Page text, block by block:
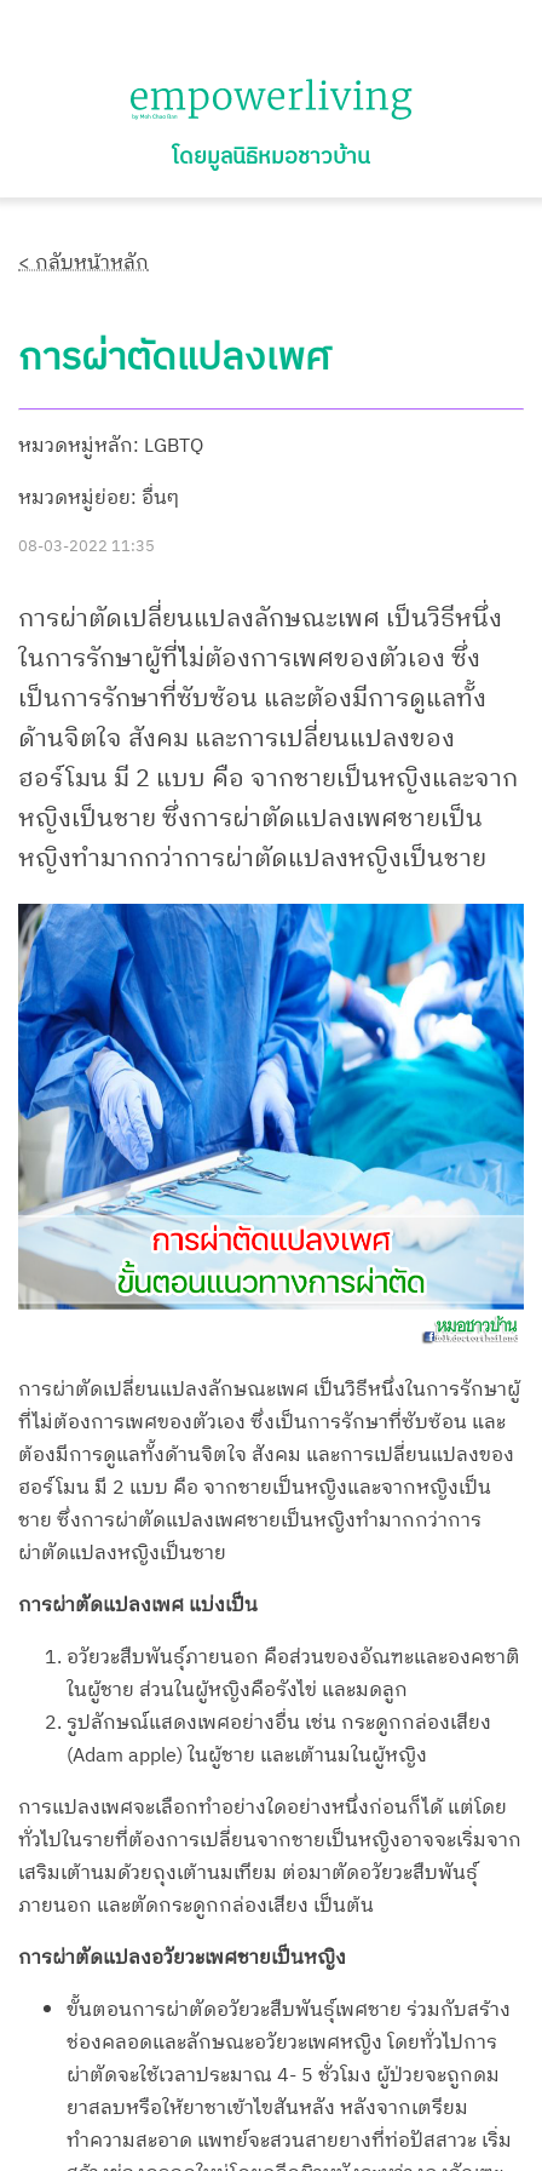
โดยมูลนิธิหมอชาวบ้าน
< กลับหน้าหลัก
การผ่าตัดแปลงเพศ
หมวดหมู่หลัก: LGBTQ
หมวดหมู่ย่อย: อื่นๆ
08-03-2022 11:35
การผ่าตัดเปลี่ยนแปลงลักษณะเพศ เป็นวิธีหนึ่ง
ในการรักษาผู้ที่ไม่ต้องการเพศของตัวเอง ซึ่ง
เป็นการรักษาที่ซับซ้อน และต้องมีการดูแลทั้ง
ด้านจิตใจ สังคม และการเปลี่ยนแปลงของ
ฮอร์โมน มี 2 แบบ คือ จากชายเป็นหญิงและจาก
หญิงเป็นชาย ซึ่งการผ่าตัดแปลงเพศชายเป็น
หญิงทำมากกว่าการผ่าตัดแปลงหญิงเป็นชาย
การผ่าตัดเปลี่ยนแปลงลักษณะเพศ เป็นวิธีหนึ่งในการรักษาผู้
ที่ไม่ต้องการเพศของตัวเอง ซึ่งเป็นการรักษาที่ซับซ้อน และ
ต้องมีการดูแลทั้งด้านจิตใจ สังคม และการเปลี่ยนแปลงของ
ฮอร์โมน มี 2 แบบ คือ จากชายเป็นหญิงและจากหญิงเป็น
ชาย ซึ่งการผ่าตัดแปลงเพศชายเป็นหญิงทำมากกว่าการ
ผ่าตัดแปลงหญิงเป็นชาย
การผ่าตัดแปลงเพศ แบ่งเป็น
อวัยวะสืบพันธุ์ภายนอก คือส่วนของอัณฑะและองคชาติ
ในผู้ชาย ส่วนในผู้หญิงคือรังไข่ และมดลูก
รูปลักษณ์แสดงเพศอย่างอื่น เช่น กระดูกกล่องเสียง
(Adam apple) ในผู้ชาย และเต้านมในผู้หญิง
การแปลงเพศจะเลือกทำอย่างใดอย่างหนึ่งก่อนก็ได้ แต่โดย
ทั่วไปในรายที่ต้องการเปลี่ยนจากชายเป็นหญิงอาจจะเริ่มจาก
เสริมเต้านมด้วยถุงเต้านมเทียม ต่อมาตัดอวัยวะสืบพันธุ์
ภายนอก และตัดกระดูกกล่องเสียง เป็นต้น
การผ่าตัดแปลงอวัยวะเพศชายเป็นหญิง
ขั้นตอนการผ่าตัดอวัยวะสืบพันธุ์เพศชาย ร่วมกับสร้าง
ช่องคลอดและลักษณะอวัยวะเพศหญิง โดยทั่วไปการ
ผ่าตัดจะใช้เวลาประมาณ 4- 5 ชั่วโมง ผู้ป่วยจะถูกดม
ยาสลบหรือให้ยาชาเข้าไขสันหลัง หลังจากเตรียม
ทำความสะอาด แพทย์จะสวนสายยางที่ท่อปัสสาวะ เริ่ม